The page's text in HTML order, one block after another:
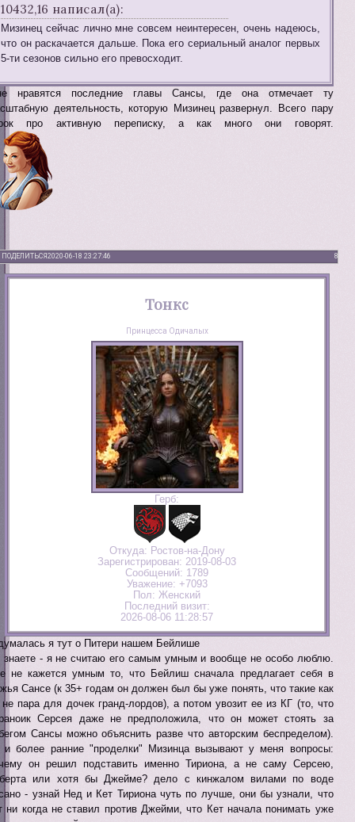
10432,16 написал(а):
Мизинец сейчас лично мне совсем неинтересен, очень надеюсь,
что он раскачается дальше. Пока его сериальный аналог первых
5-ти сезонов сильно его превосходит.
нравятся последние главы Сансы, где она отмечает ту
деятельность, которую Мизинец развернул. Всего пару
про активную переписку, а как много они говорят.
ПОДЕЛИТЬСЯ 8
2020-06-18 23:27:46
Тонкс
Принцесса Одичалых
Герб:
Откуда: Ростов-на-Дону
Зарегистрирован: 2019-08-03
Сообщений: 1789
Уважение: +7093
Пол: Женский
Последний визит:
2026-08-06 11:28:57
я тут о Питери нашем Бейлише
знаете - я не считаю его самым умным и вообще не особо люблю.
не кажется умным то, что Бейлиш сначала предлагает себя в
Сансе (к 35+ годам он должен был бы уже понять, что такие как
не пара для дочек гранд-лордов), а потом увозит ее из КГ (то, что
Серсея даже не предположила, что он может стоять за
Сансы можно объяснить разве что авторским беспределом).
и более ранние "проделки" Мизинца вызывают у меня вопросы:
он решил подставить именно Тириона, а не саму Серсею,
или хотя бы Джейме? дело с кинжалом вилами по воде
- узнай Нед и Кет Тириона чуть по лучше, они бы узнали, что
ни когда не ставил против Джейми, что Кет начала понимать уже